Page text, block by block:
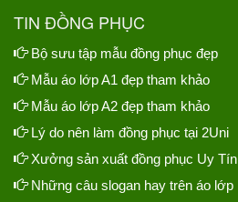
TIN ĐỒNG PHỤC
Bộ sưu tập mẫu đồng phục đẹp
Mẫu áo lớp A1 đẹp tham khảo
Mẫu áo lớp A2 đẹp tham khảo
Lý do nên làm đồng phục tại 2Uni
Xưởng sản xuất đồng phục Uy Tín
Những câu slogan hay trên áo lớp